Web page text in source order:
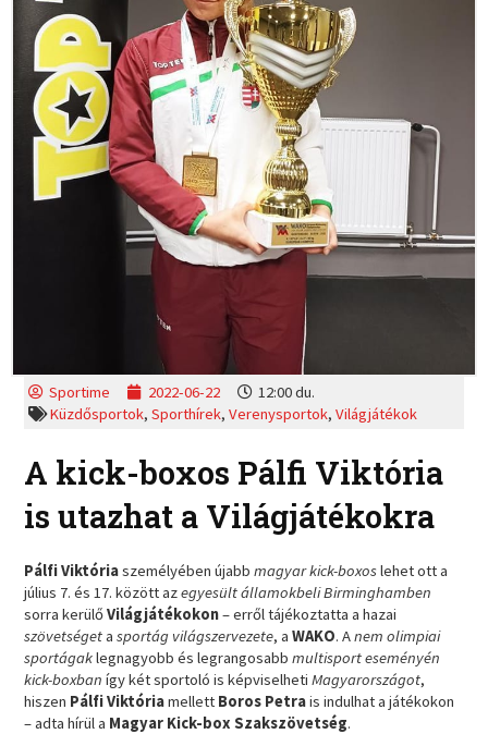
Sportime 2022-06-22
12:00 du.
Küzdősportok,Sporthírek,Verenysportok,Világjátékok
A kick-boxos Pálfi Viktória
is utazhat a Világjátékokra
Pálfi Viktóriaszemélyében újabbmagyar kick-boxoslehet ott a
július 7. és 17. között azegyesült államokbeli Birminghamben
sorra kerülőVilágjátékokon– erről tájékoztatta a hazai
szövetségetasportág világszervezete, aWAKO. Anem olimpiai
sportágaklegnagyobb és legrangosabbmultisport eseményén
kick-boxban így két sportoló is képviselhetiMagyarországot,
hiszen Pálfi Viktóriamellett Boros Petrais indulhat a játékokon
– adta hírül a Magyar Kick-box Szakszövetség.